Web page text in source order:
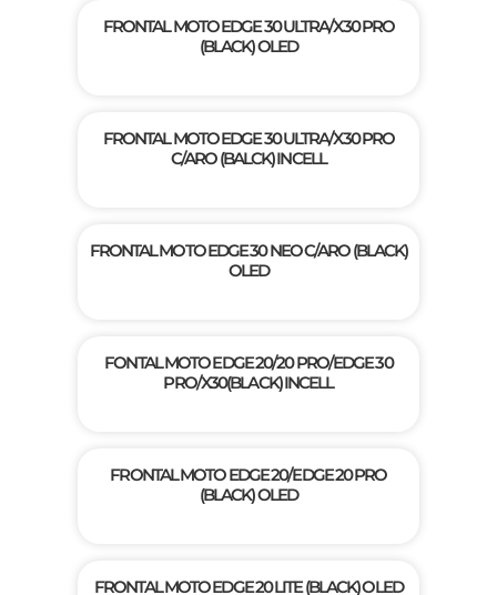
FRONTAL MOTO EDGE 30 ULTRA/X30 PRO
(BLACK) OLED
FRONTAL MOTO EDGE 30 ULTRA/X30 PRO
C/ARO (BALCK) INCELL
FRONTAL MOTO EDGE 30 NEO C/ARO (BLACK)
OLED
FONTAL MOTO EDGE 20/20 PRO/EDGE 30
PRO/X30(BLACK) INCELL
FRONTAL MOTO EDGE 20/EDGE 20 PRO
(BLACK) OLED
FRONTAL MOTO EDGE 20 LITE (BLACK) OLED